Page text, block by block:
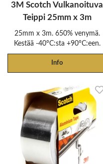
3M Scotch Vulkanoituva
Teippi 25mm x 3m
25mm x 3m. 650% venymä.
Kestää -40°C:sta +90°C:een.
Info